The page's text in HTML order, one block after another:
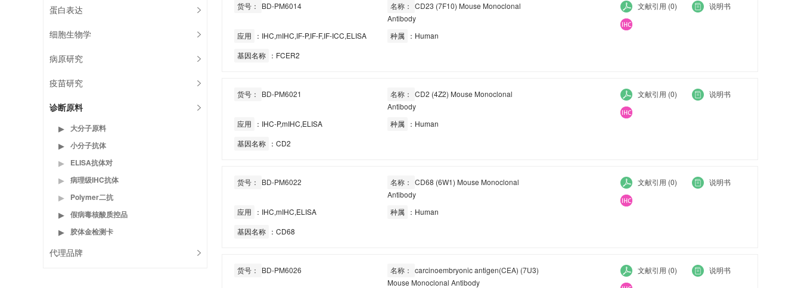
蛋白表达
细胞生物学
病原研究
疫苗研究
诊断原料
▶
大分子原料
▶
小分子抗体
▶
ELISA抗体对
▶
病理级IHC抗体
▶
Polymer二抗
▶
假病毒核酸质控品
▶
胶体金检测卡
代理品牌
货号： BD-PM6014 名称：
CD23 (7F10) Mouse Monoclonal
Antibody
应用
：IHC,mIHC,IF-P,IF-F,IF-ICC,ELISA 种属 ：Human
基因名称 ：FCER2
文献引用 (0) 说明书
货号： BD-PM6021 名称：
CD2 (4Z2) Mouse Monoclonal
Antibody
应用
：IHC-P,mIHC,ELISA 种属 ：Human
基因名称 ：CD2
文献引用 (0) 说明书
货号： BD-PM6022 名称：
CD68 (6W1) Mouse Monoclonal
Antibody
应用
：IHC,mIHC,ELISA 种属 ：Human
基因名称 ：CD68
文献引用 (0) 说明书
货号： BD-PM6026 名称：
carcinoembryonic antigen(CEA) (7U3)
Mouse Monoclonal Antibody
文献引用 (0) 说明书